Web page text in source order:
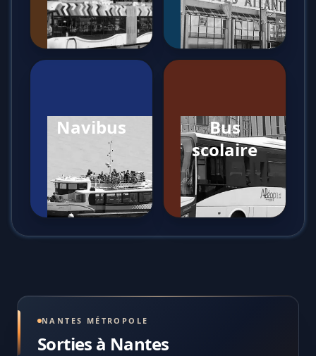
Navibus
Bus
scolaire
NANTES MÉTROPOLE
Sorties à Nantes